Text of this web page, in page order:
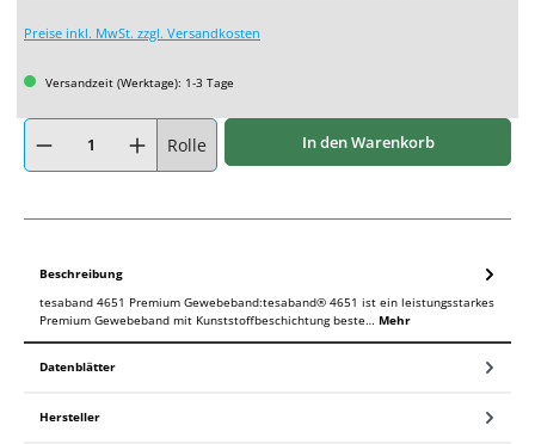
Preise inkl. MwSt. zzgl. Versandkosten
Versandzeit (Werktage): 1-3 Tage
Produkt Anzahl: Gib den gewünschten Wert ein oder benutze die Schaltflächen
Rolle In den Warenkorb
Beschreibung
tesaband 4651 Premium Gewebeband:tesaband® 4651 ist ein leistungsstarkes
Premium Gewebeband mit Kunststoffbeschichtung beste… Mehr
Datenblätter
Hersteller